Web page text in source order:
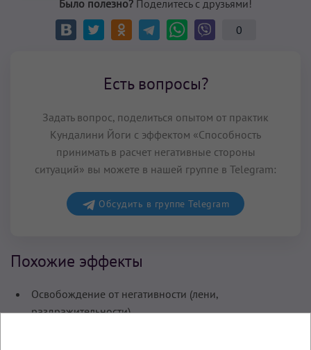
Было полезно? Поделитесь с друзьями!
0
Есть вопросы?
Задать вопрос, поделиться опытом от практик
Кундалини Йоги с эффектом «Способность
принимать в расчет негативные стороны
ситуаций» вы можете в нашей группе в Telegram:
Обсудить в группе Telegram
Похожие эффекты
Освобождение от негативности (лени,
раздражительности)